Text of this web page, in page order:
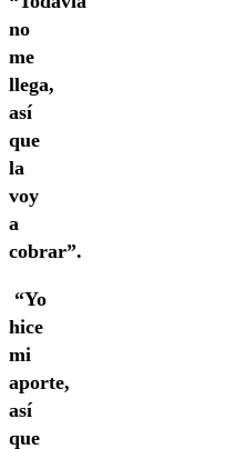
no
me
llega,
así
que
la
voy
a
cobrar”.
“Yo
hice
mi
aporte,
así
que